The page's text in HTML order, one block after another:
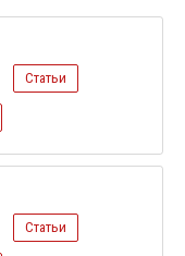
Статьи
Статьи